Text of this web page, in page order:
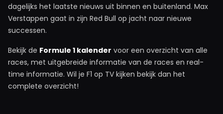
dagelijks het laatste nieuws uit binnen en buitenland. Max
Verstappen gaat in zijn Red Bull op jacht naar nieuwe
successen.
Bekijk de Formule 1 kalender voor een overzicht van alle
races, met uitgebreide informatie van de races en real-
time informatie. Wil je F1 op TV kijken bekijk dan het
complete overzicht!